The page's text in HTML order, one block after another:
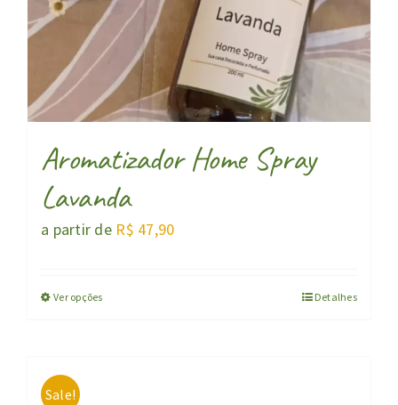
Aromatizador Home Spray
Lavanda
a partir de R$ 47,90
Ver opções Detalhes
Sale!